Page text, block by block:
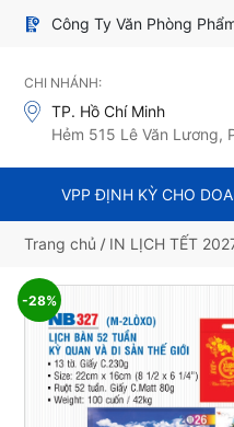
Công Ty Văn Phòng
CHI NHÁNH:
TP. Hồ Chí Minh
Hẻm 515 Lê Văn Lương,
VPP ĐỊNH KỲ CHO
Trang chủ / IN LỊCH TẾT
-28%